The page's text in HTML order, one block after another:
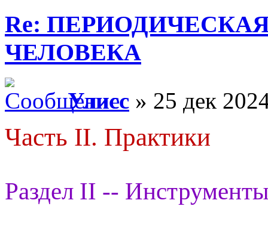
Re:
ЧЕЛОВЕКА
Улисс » 25 дек
Часть II. Практики
Раздел II --